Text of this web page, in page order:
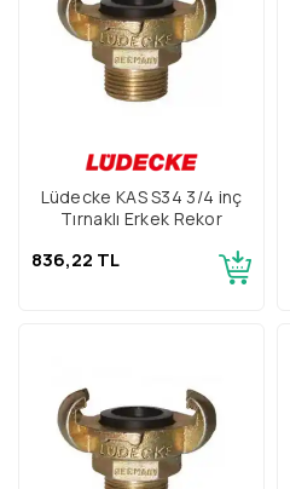
Lüdecke KAS S34 3/4 inç
Tırnaklı Erkek Rekor
836,22 TL